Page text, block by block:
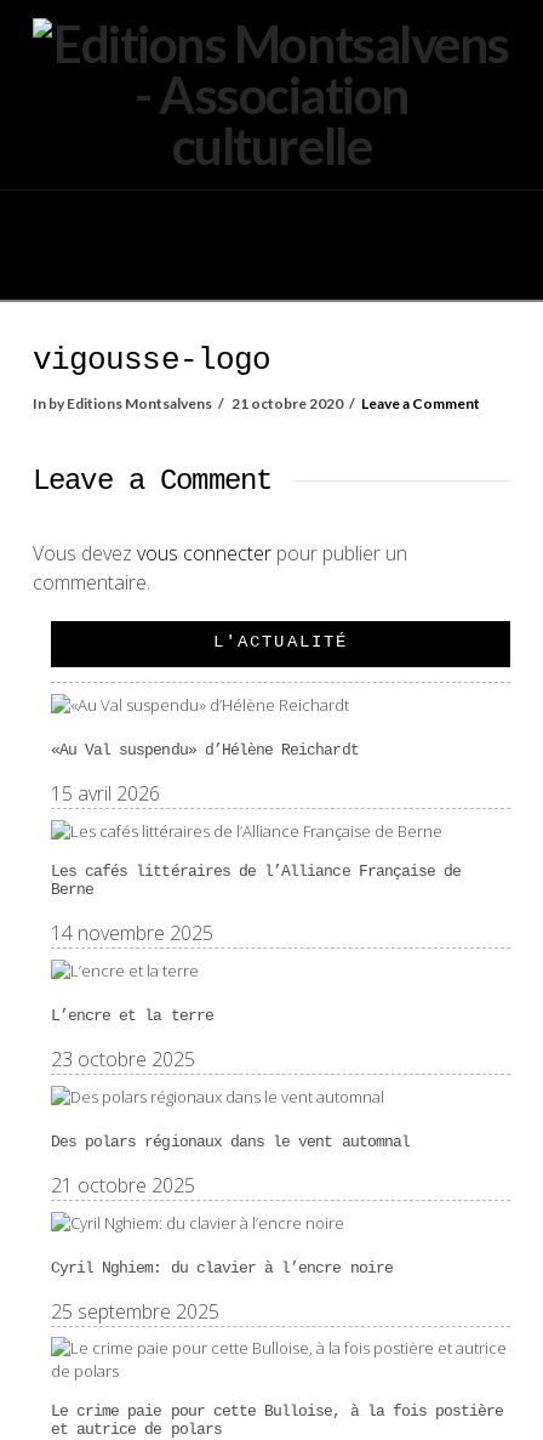
vigousse-logo
In by Editions Montsalvens 21 octobre 2020 Leave a Comment
Leave a Comment
Vous devez vous connecterpour publier un
commentaire.
L'ACTUALITÉ
«Au Val suspendu» d’Hélène Reichardt
15 avril 2026
Les cafés littéraires de l’Alliance Française de
Berne
14 novembre 2025
L’encre et la terre
23 octobre 2025
Des polars régionaux dans le vent automnal
21 octobre 2025
Cyril Nghiem: du clavier à l’encre noire
25 septembre 2025
Le crime paie pour cette Bulloise, à la fois postière
et autrice de polars